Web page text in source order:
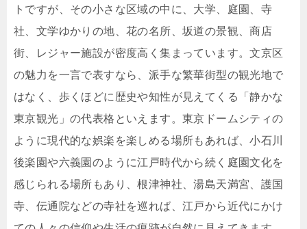
トですが、その小さな区域の中に、大学、庭園、寺
社、文学ゆかりの地、花の名所、坂道の景観、商店
街、レジャー施設が密度高く集まっています。文京区
の魅力を一言で表すなら、派手な繁華街型の観光地で
はなく、歩くほどに歴史や知性が見えてくる「静かな
東京観光」の代表格といえます。東京ドームシティの
ように現代的な娯楽を楽しめる場所もあれば、小石川
後楽園や六義園のように江戸時代から続く庭園文化を
感じられる場所もあり、根津神社、湯島天満宮、護国
寺、伝通院などの寺社を巡れば、江戸から近代にかけ